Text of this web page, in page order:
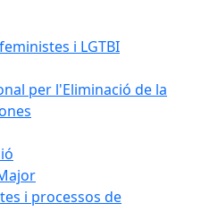
i LGTBI
per l'Eliminació de la
i processos de